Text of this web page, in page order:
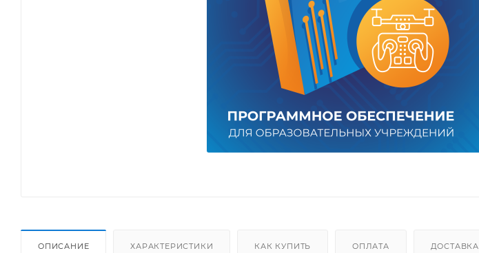
ОПИСАНИЕ ХАРАКТЕРИСТИКИ КАК КУПИТЬ ОПЛАТА ДОСТАВКА